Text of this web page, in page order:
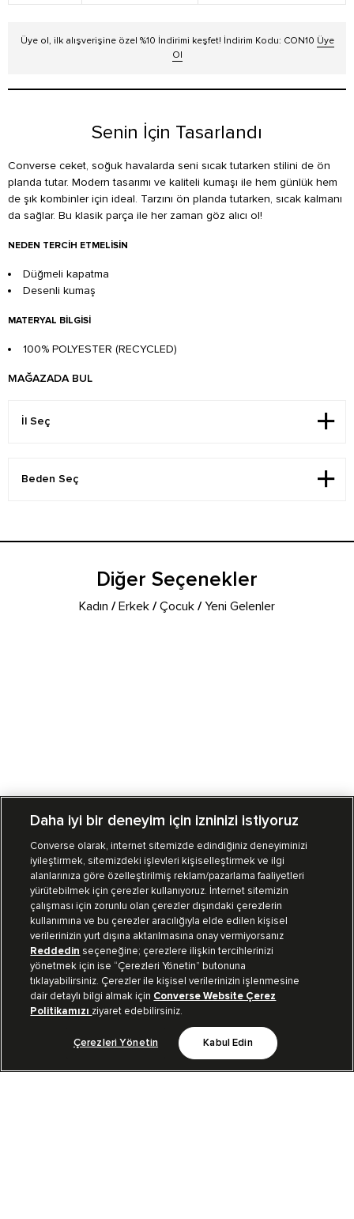
Üye ol, ilk alışverişine özel %10 İndirimi keşfet! İndirim Kodu: CON10 Üye
Ol
Senin İçin Tasarlandı
Converse ceket, soğuk havalarda seni sıcak tutarken stilini de ön
planda tutar. Modern tasarımı ve kaliteli kumaşı ile hem günlük hem
de şık kombinler için ideal. Tarzını ön planda tutarken, sıcak kalmanı
da sağlar. Bu klasik parça ile her zaman göz alıcı ol!
NEDEN TERCIH ETMELISIN
Düğmeli kapatma
Desenli kumaş
MATERYAL BILGISI
100% POLYESTER (RECYCLED)
MAĞAZADA BUL
Diğer Seçenekler
Kadın /Erkek /Çocuk /Yeni Gelenler
Mağazalarımız Sipariş Takibi
Müşteri İlişkileri
Koleksiyon
Kurumsal
Bizi Takip Et
Daha iyi bir deneyim için izninizi istiyoruz
Converse olarak, internet sitemizde edindiğiniz deneyiminizi
iyileştirmek, sitemizdeki işlevleri kişiselleştirmek ve ilgi
alanlarınıza göre özelleştirilmiş reklam/pazarlama faaliyetleri
yürütebilmek için çerezler kullanıyoruz. İnternet sitemizin
çalışması için zorunlu olan çerezler dışındaki çerezlerin
kullanımına ve bu çerezler aracılığıyla elde edilen kişisel
verilerinizin yurt dışına aktarılmasına onay vermiyorsanız
Reddedin seçeneğine; çerezlere ilişkin tercihlerinizi
yönetmek için ise “Çerezleri Yönetin” butonuna
tıklayabilirsiniz. Çerezler ile kişisel verilerinizin işlenmesine
dair detaylı bilgi almak için Converse Website Çerez
Politikamızı ziyaret edebilirsiniz.
Çerezleri Yönetin Kabul Edin